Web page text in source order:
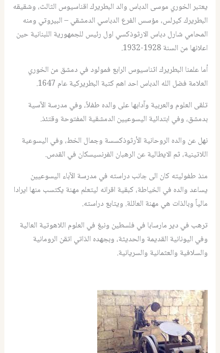
يعتبر الخوري موسى الدباس والد البطريرك اقناسيوس الثالث، وشقيقه
البطريرك كيرلس، مؤسس الفرع الدباسي الدمشقي – البيروتي ومنه
المحامي شارل دباس الارثوذكسي اول رئيس للجمهورية اللبنانية حين
اعلانها من السنة 1928-1932.
أما علمنا البطريرك اثناسيوس الرابع فمولود في دمشق من الخوري
العلامة فضل الله الدباس احد اهم كتبة البطريركية عام 1647.
تلقى العلوم والعربية وآدابها على والده طفلاً، وفي مدرسة الآسية
بدمشق، وفي ابتدائية اليسوعيين الدمشقية المفتوحة وقتئذ.
نهل عن والده الروحانية الأرثوذكسسة وجمال الخط، وفي اليسوعية
اللاتينية، ثم الايطالية عن الرهبان الفرنسيسكان في القدس.
منذ طفوليته كان الى جانب دراسته في مدرسة الآباء اليسوعيين
يساعد والده في الخياطة، كبقية اقرانه ليتعلم مهنة يكتسب منها ايرادا
مالياً وبالذات هي مهنة العائلة. ويتابع دراسته.
ترهب في دير مارسابا في فلسطين ونبغ في العلوم اللاهوتية العالية
وفي اليونانية القديمة والحديثة، وبجهده الذاتي اتقن الرومانية
والسلافية والعثمانية والسريانية.